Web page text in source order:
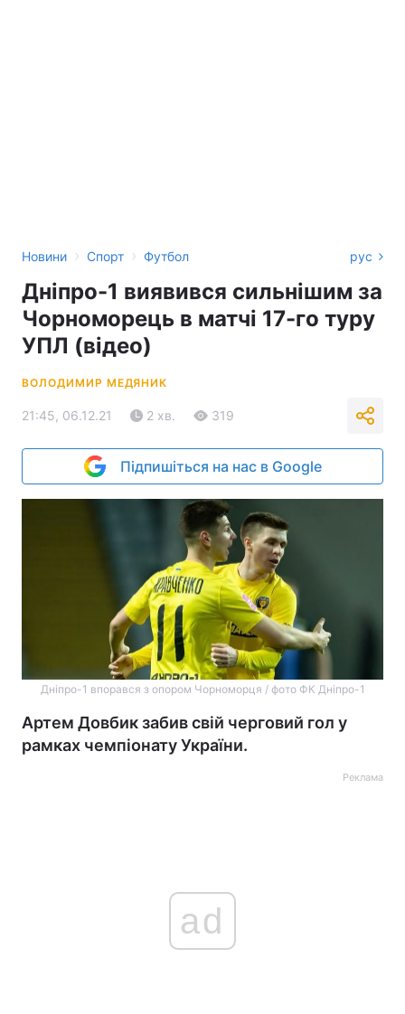
Новини › Спорт › Футбол рус
Дніпро-1 виявився сильнішим за
Чорноморець в матчі 17-го туру
УПЛ (відео)
ВОЛОДИМИР МЕДЯНИК
21:45, 06.12.21 2 хв. 319
Підпишіться на нас в Google
Дніпро-1 впорався з опором Чорноморця / фото ФК Дніпро-1
Артем Довбик забив свій черговий гол у
рамках чемпіонату України.
Реклама
ad